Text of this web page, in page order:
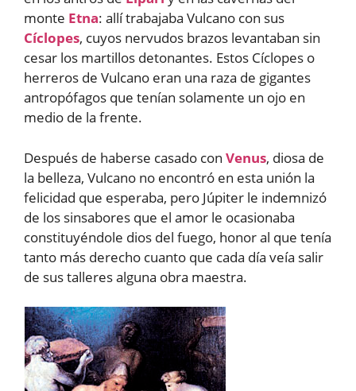
monte Etna: allí trabajaba Vulcano con sus
Cíclopes, cuyos nervudos brazos levantaban sin
cesar los martillos detonantes. Estos Cíclopes o
herreros de Vulcano eran una raza de gigantes
antropófagos que tenían solamente un ojo en
medio de la frente.
Después de haberse casado con Venus, diosa de
la belleza, Vulcano no encontró en esta unión la
felicidad que esperaba, pero Júpiter le indemnizó
de los sinsabores que el amor le ocasionaba
constituyéndole dios del fuego, honor al que tenía
tanto más derecho cuanto que cada día veía salir
de sus talleres alguna obra maestra.